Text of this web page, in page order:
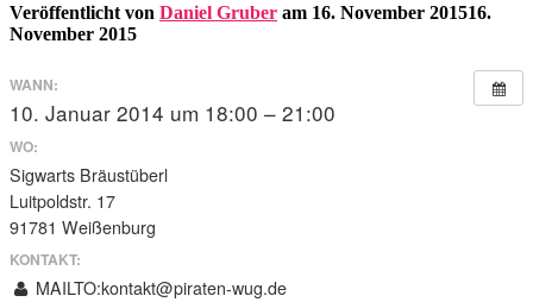
Veröffentlicht von Daniel Gruber am 16. November 201516.
November 2015
WANN:
10. Januar 2014 um 18:00 – 21:00
WO:
Sigwarts Bräustüberl
Luitpoldstr. 17
91781 Weißenburg
KONTAKT:
MAILTO:kontakt@piraten-wug.de